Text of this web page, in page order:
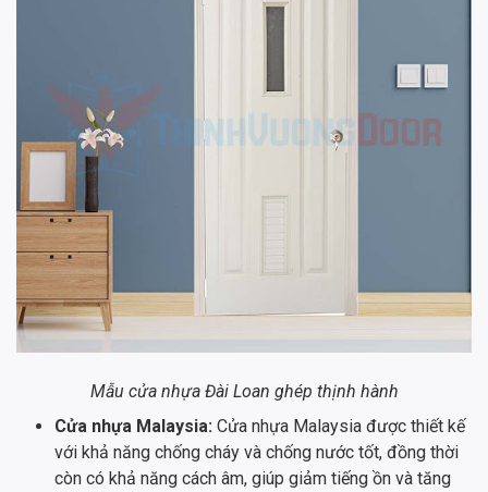
Mẫu cửa nhựa Đài Loan ghép thịnh hành
Cửa nhựa Malaysia: Cửa nhựa Malaysia được thiết kế
với khả năng chống cháy và chống nước tốt, đồng thời
còn có khả năng cách âm, giúp giảm tiếng ồn và tăng